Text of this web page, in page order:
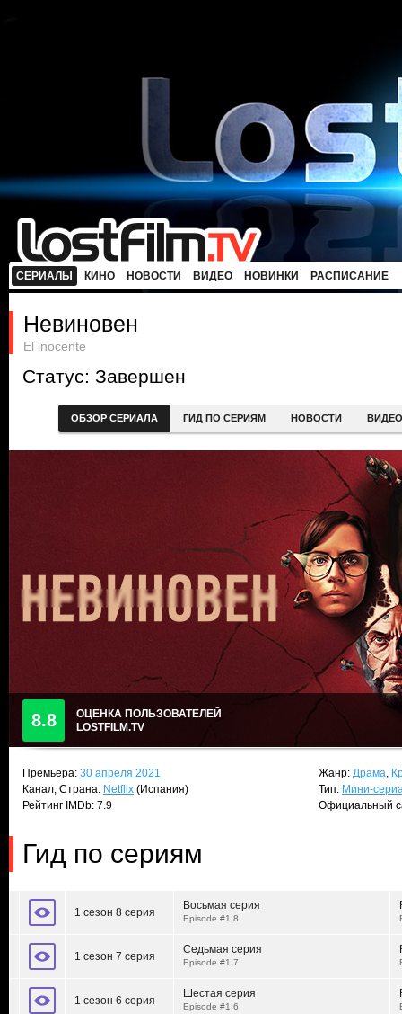
СЕРИАЛЫ КИНО НОВОСТИ ВИДЕО НОВИНКИ РАСПИСАНИЕ
Невиновен
El inocente
Статус: Завершен
ОБЗОР СЕРИАЛА ГИД ПО СЕРИЯМ НОВОСТИ ВИДЕО
8.8
ОЦЕНКА ПОЛЬЗОВАТЕЛЕЙ
LOSTFILM.TV
Премьера: 30 апреля 2021
Канал, Страна: Netflix (Испания)
Рейтинг IMDb: 7.9
Жанр: Драма,
Тип: Мини-
Официальный
Гид по сериям
1 сезон 8 серия
Восьмая серия
Episode #1.8
1 сезон 7 серия
Седьмая серия
Episode #1.7
1 сезон 6 серия
Шестая серия
Episode #1.6